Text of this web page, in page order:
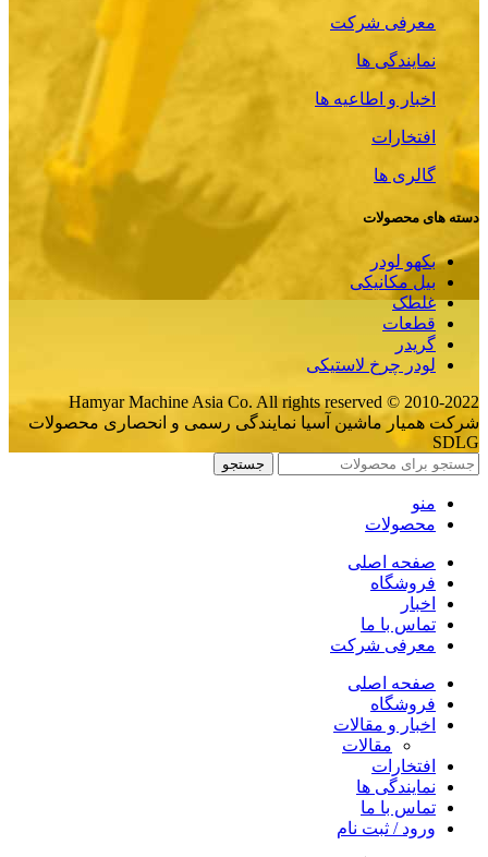
معرفی شرکت
نمایندگی ها
اخبار و اطاعیه ها
افتخارات
گالری ها
دسته های محصولات
بکهو لودر
بیل مکانیکی
غلطک
قطعات
گریدر
لودر چرخ لاستیکی
Hamyar Machine Asia Co. All rights reserved © 2010-2022
شرکت همیار ماشین آسیا نمایندگی رسمی و انحصاری محصولات
SDLG
جستجو
منو
محصولات
صفحه اصلی
فروشگاه
اخبار
تماس با ما
معرفی شرکت
صفحه اصلی
فروشگاه
اخبار و مقالات
مقالات
افتخارات
نمایندگی ها
تماس با ما
ورود / ثبت نام